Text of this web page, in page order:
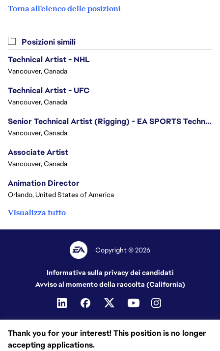
Torna all'elenco delle posizioni
Thank you for your interest! This position is no longer
accepting applications.
Posizioni simili
Technical Artist - NHL
Vancouver, Canada
Technical Artist - UFC
Vancouver, Canada
Senior Technical Artist (Rigging) - EA SPORTS Technology
Vancouver, Canada
Associate Artist
Vancouver, Canada
Animation Director
Orlando, United States of America
Visualizza tutto
Copyright © 2026
Informativa sulla privacy dei candidati
Avviso al momento della raccolta (California)